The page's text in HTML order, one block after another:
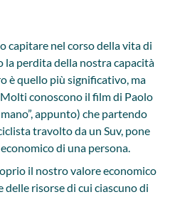
capitare nel corso della vita di
la perdita della nostra capacità
è quello più significativo, ma
conoscono il film di Paolo
appunto) che partendo
travolto da un Suv, pone
di una persona.
il nostro valore economico
delle risorse di cui ciascuno di